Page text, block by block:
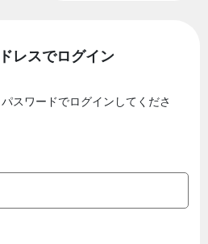
レスでログイン
スワードでログインしてくださ